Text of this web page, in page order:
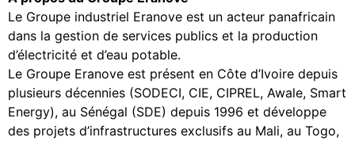
Le Groupe industriel Eranove est un acteur panafricain
dans la gestion de services publics et la production
d’électricité et d’eau potable.
Le Groupe Eranove est présent en Côte d’Ivoire depuis
plusieurs décennies (SODECI, CIE, CIPREL, Awale, Smart
Energy), au Sénégal (SDE) depuis 1996 et développe
des projets d’infrastructures exclusifs au Mali, au Togo,